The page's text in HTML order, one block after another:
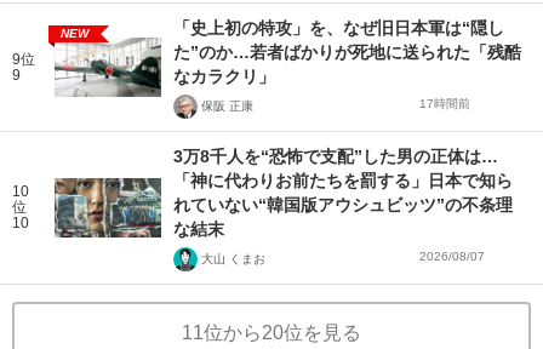
9位
9
NEW
「史上初の特攻」を、なぜ旧日本軍は“隠し
た”のか…若者ばかりが死地に送られた「残酷
なカラクリ」
保阪 正康 17時間前
10
位
10
3万8千人を“恐怖で支配”した男の正体は…
「神に代わりお前たちを罰する」日本で知ら
れていない“韓国版アウシュビッツ”の不条理
な結末
大山 くまお 2026/08/07
11位から20位を見る